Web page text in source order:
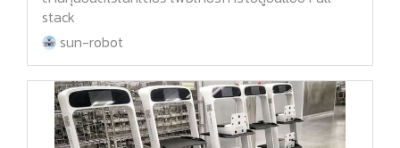
stack
sun-robot